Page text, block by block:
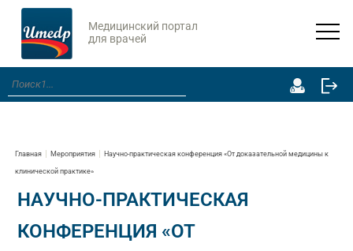
Медицинский портал
для врачей
Главная Мероприятия Научно-практическая конференция «От доказательной медицины к
клинической практике»
НАУЧНО-ПРАКТИЧЕСКАЯ
КОНФЕРЕНЦИЯ «ОТ